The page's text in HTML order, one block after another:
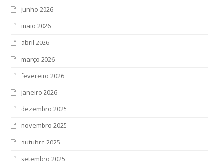
junho 2026
maio 2026
abril 2026
março 2026
fevereiro 2026
janeiro 2026
dezembro 2025
novembro 2025
outubro 2025
setembro 2025